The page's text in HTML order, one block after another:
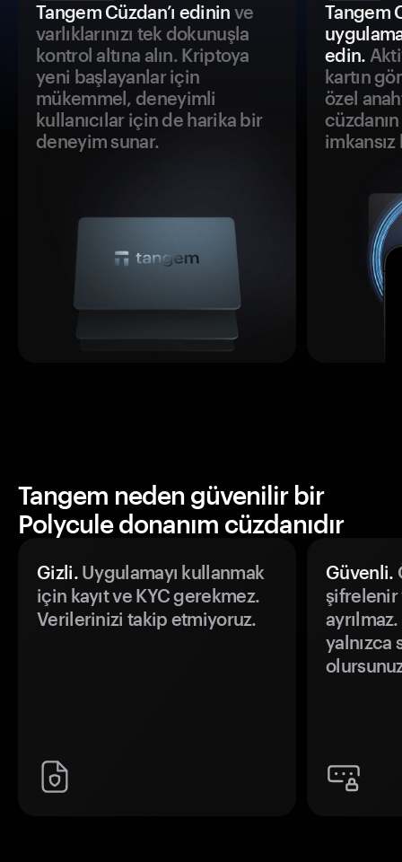
Tangem Cüzdan’ı edinin ve
varlıklarınızı tek dokunuşla
kontrol altına alın. Kriptoya
yeni başlayanlar için
mükemmel, deneyimli
kullanıcılar için de harika bir
deneyim sunar.
Tangem
edin.
kartın
özel
Tangem neden güvenilir bir
Polycule donanım cüzdanıdır
Gizli.Uygulamayı kullanmak
için kayıt ve KYC gerekmez.
Verilerinizi takip etmiyoruz.
Güvenli.
şifrelenir
yalnızca